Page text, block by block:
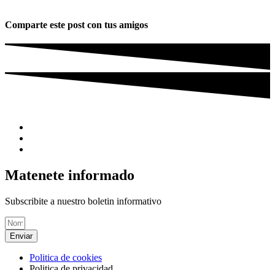
Comparte este post con tus amigos
Matenete informado
Subscribite a nuestro boletin informativo
Enviar
Politica de cookies